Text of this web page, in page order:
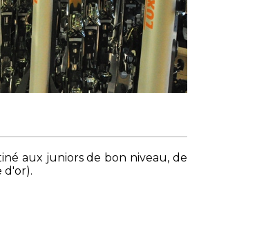
aux juniors de bon niveau, de
d'or).